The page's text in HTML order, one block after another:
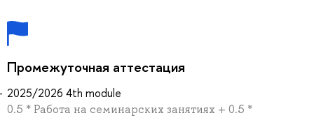
Промежуточная аттестация
2025/2026 4th module
0.5 * Работа на семинарских занятиях + 0.5 *